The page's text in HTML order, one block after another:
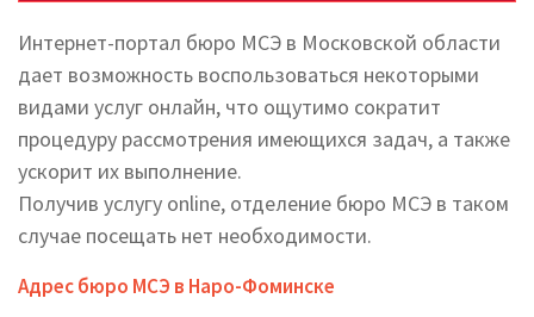
Интернет-портал бюро МСЭ в Московской области
дает возможность воспользоваться некоторыми
видами услуг онлайн, что ощутимо сократит
процедуру рассмотрения имеющихся задач, а также
ускорит их выполнение.
Получив услугу online, отделение бюро МСЭ в таком
случае посещать нет необходимости.
Адрес бюро МСЭ в Наро-Фоминске